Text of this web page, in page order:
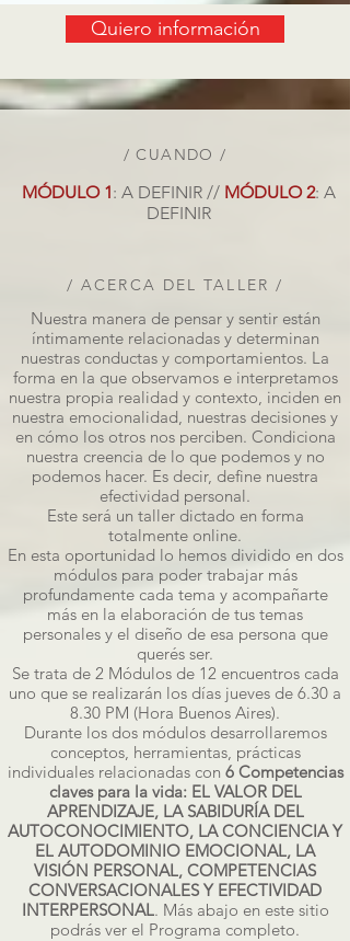
Quiero información
/ CUANDO /
MÓDULO 1: A DEFINIR // MÓDULO 2: A
DEFINIR
/ ACERCA DEL TALLER /
Nuestra manera de pensar y sentir están
íntimamente relacionadas y determinan
nuestras conductas y comportamientos. La
forma en la que observamos e interpretamos
nuestra propia realidad y contexto, inciden en
nuestra emocionalidad, nuestras decisiones y
en cómo los otros nos perciben. Condiciona
nuestra creencia de lo que podemos y no
podemos hacer. Es decir, define nuestra
efectividad personal.
Este será un taller dictado en forma
totalmente online.
En esta oportunidad lo hemos dividido en dos
módulos para poder trabajar más
profundamente cada tema y acompañarte
más en la elaboración de tus temas
personales y el diseño de esa persona que
querés ser.
Se trata de 2 Módulos de 12 encuentros cada
uno que se realizarán los días jueves de 6.30 a
8.30 PM (Hora Buenos Aires).
Durante los dos módulos desarrollaremos
conceptos, herramientas, prácticas
individuales relacionadas con 6 Competencias
claves para la vida: EL VALOR DEL
APRENDIZAJE, LA SABIDURÍA DEL
AUTOCONOCIMIENTO, LA CONCIENCIA Y
EL AUTODOMINIO EMOCIONAL, LA
VISIÓN PERSONAL, COMPETENCIAS
CONVERSACIONALES Y EFECTIVIDAD
INTERPERSONAL. Más abajo en este sitio
podrás ver el Programa completo.